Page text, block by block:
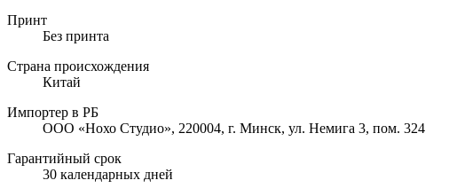
Принт
Без принта
Страна происхождения
Китай
Импортер в РБ
ООО «Нохо Студио», 220004, г. Минск, ул. Немига 3, пом. 324
Гарантийный срок
30 календарных дней